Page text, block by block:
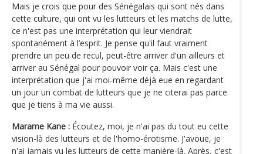
Mais je crois que pour des Sénégalais qui sont nés dans
cette culture, qui ont vu les lutteurs et les matchs de lutte,
ce n'est pas une interprétation qui leur viendrait
spontanément à l’esprit. Je pense qu'il faut vraiment
prendre un peu de recul, peut-être arriver d'un ailleurs et
arriver au Sénégal pour pouvoir voir ça. Mais c'est une
interprétation que j'ai moi-même déjà eue en regardant
un jour un combat de lutteurs que je ne citerai pas parce
que je tiens à ma vie aussi.
Marame Kane : Écoutez, moi, je n'ai pas du tout eu cette
vision-là des lutteurs et de l'homo-érotisme. J'avoue, je
n'ai jamais vu les lutteurs de cette manière-là. Après, c'est